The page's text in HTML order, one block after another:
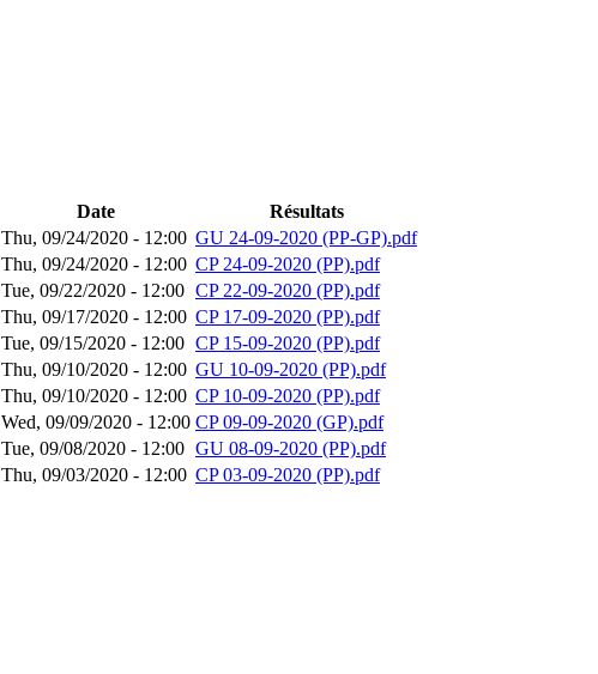
Date
Résultats
Thu, 09/24/2020 - 12:00 GU 24-09-2020 (PP-GP).pdf
Thu, 09/24/2020 - 12:00 CP 24-09-2020 (PP).pdf
Tue, 09/22/2020 - 12:00 CP 22-09-2020 (PP).pdf
Thu, 09/17/2020 - 12:00 CP 17-09-2020 (PP).pdf
Tue, 09/15/2020 - 12:00 CP 15-09-2020 (PP).pdf
Thu, 09/10/2020 - 12:00 GU 10-09-2020 (PP).pdf
Thu, 09/10/2020 - 12:00 CP 10-09-2020 (PP).pdf
Wed, 09/09/2020 - 12:00 CP 09-09-2020 (GP).pdf
Tue, 09/08/2020 - 12:00 GU 08-09-2020 (PP).pdf
Thu, 09/03/2020 - 12:00 CP 03-09-2020 (PP).pdf